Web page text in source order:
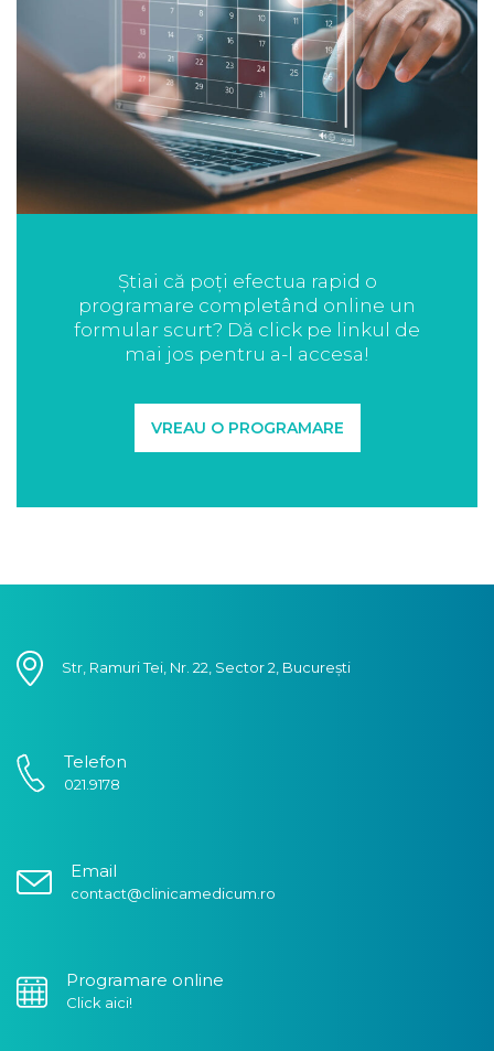
Știai că poți efectua rapid o
programare completând online un
formular scurt? Dă click pe linkul de
mai jos pentru a-l accesa!
VREAU O PROGRAMARE
Str, Ramuri Tei, Nr. 22, Sector 2, București
Telefon
021.9178
Email
contact@clinicamedicum.ro
Programare online
Click aici!